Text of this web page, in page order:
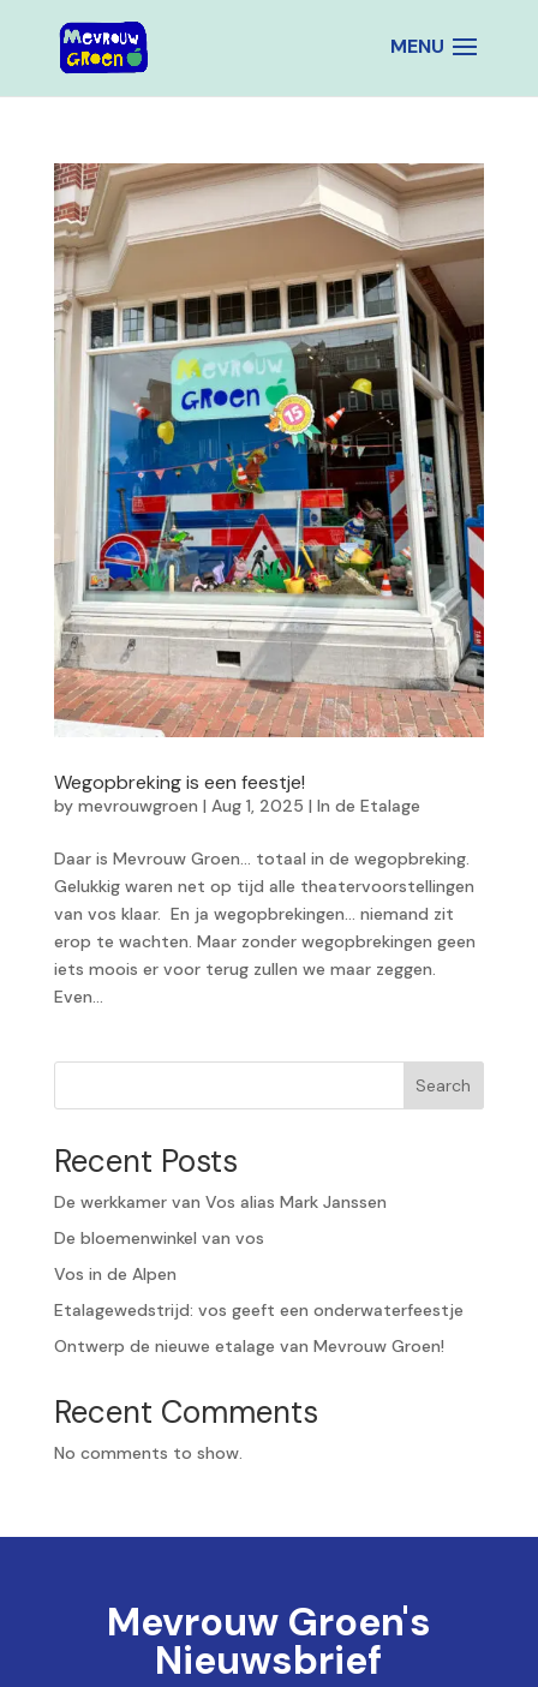
Wegopbreking is een feestje!
by mevrouwgroen | Aug 1, 2025 | In de Etalage
Daar is Mevrouw Groen… totaal in de wegopbreking.
Gelukkig waren net op tijd alle theatervoorstellingen
van vos klaar. En ja wegopbrekingen… niemand zit
erop te wachten. Maar zonder wegopbrekingen geen
iets moois er voor terug zullen we maar zeggen.
Even...
Search
Recent Posts
De werkkamer van Vos alias Mark Janssen
De bloemenwinkel van vos
Vos in de Alpen
Etalagewedstrijd: vos geeft een onderwaterfeestje
Ontwerp de nieuwe etalage van Mevrouw Groen!
Recent Comments
No comments to show.
Mevrouw Groen's
Nieuwsbrief